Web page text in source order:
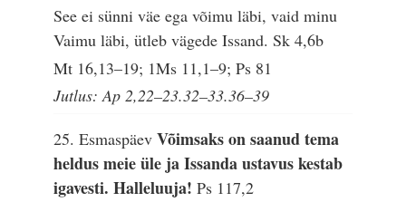
See ei sünni väe ega võimu läbi, vaid minu
Vaimu läbi, ütleb vägede Issand.Sk 4,6b
Mt 16,13–19; 1Ms 11,1–9; Ps 81
Jutlus: Ap 2,22–23.32–33.36–39
25. EsmaspäevVõimsaks on saanud tema
heldus meie üle ja Issanda ustavus kestab
igavesti. Halleluuja!Ps 117,2